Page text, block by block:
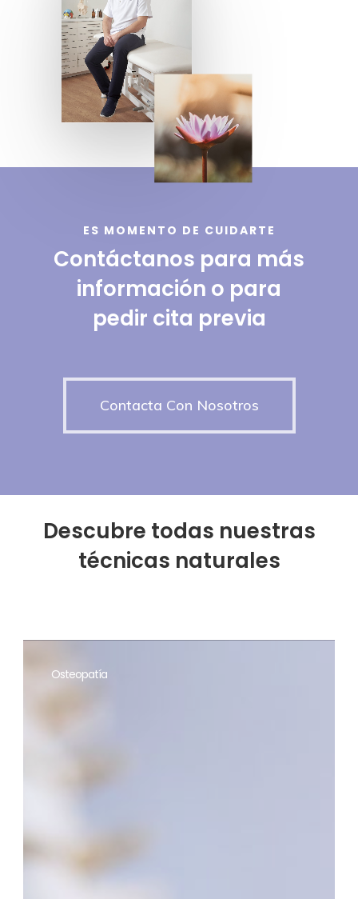
ES MOMENTO DE CUIDARTE
Contáctanos para más
información o para
pedir cita previa
Contacta Con Nosotros
Descubre todas nuestras
técnicas naturales
Osteopatía